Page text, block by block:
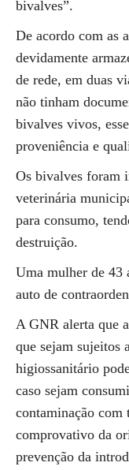
bivalves”.
De acordo com as
devidamente
de rede, em duas
não tinham
bivalves vivos,
proveniência e
Os bivalves foram
veterinária
para consumo,
destruição.
Uma mulher de 43
auto de
A GNR alerta que
que sejam sujeitos
higiossanitário
caso sejam
contaminação com
comprovativo da
prevenção da